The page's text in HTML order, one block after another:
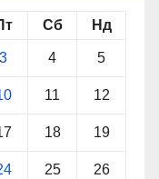
Сб Нд
3 4 5
11 12
18 19
25 26